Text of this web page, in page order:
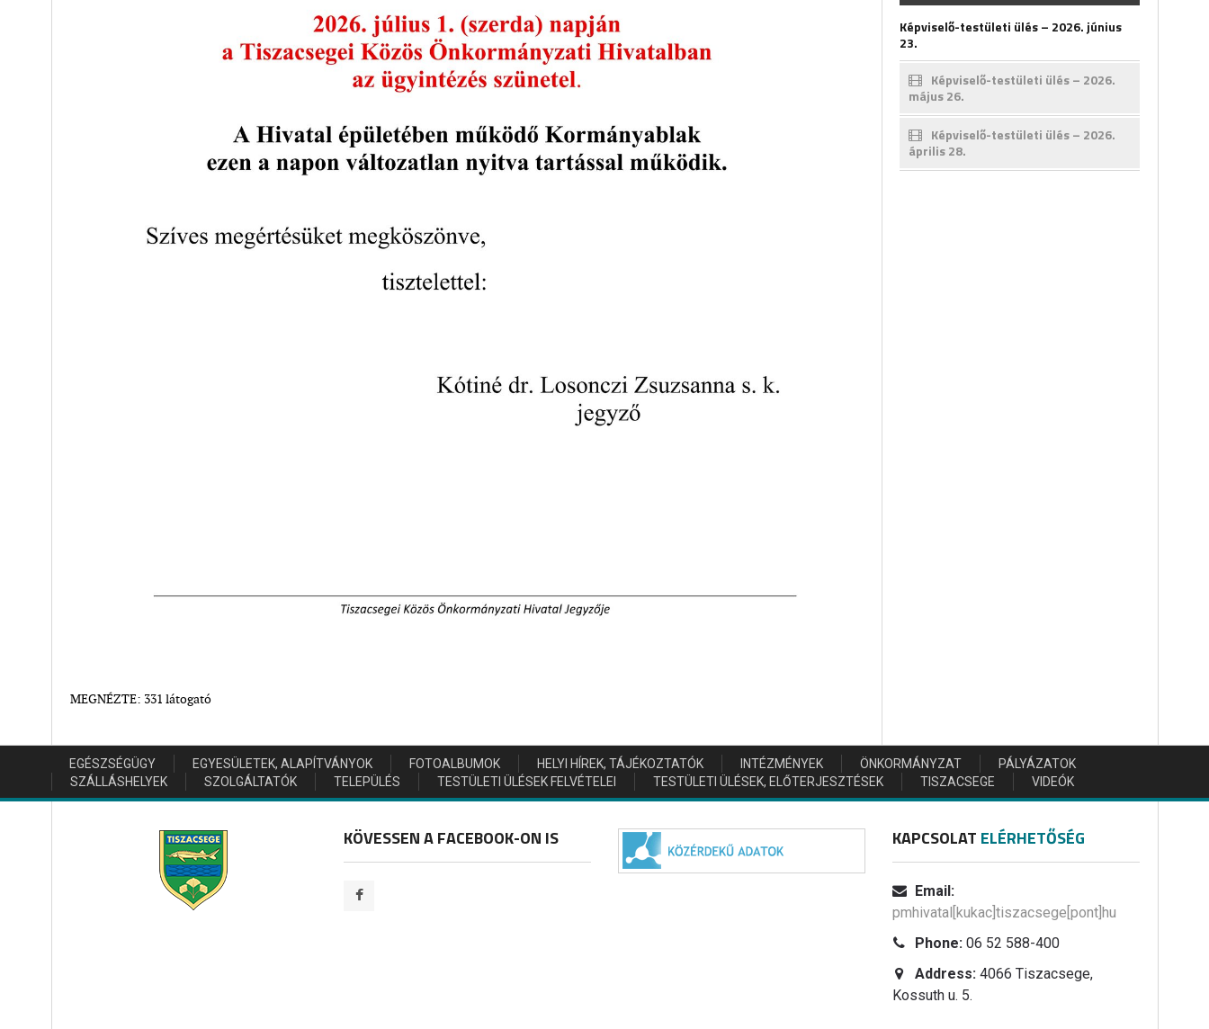
MEGNÉZTE: 331 látogató
Képviselő-testületi ülés – 2026. június
23.
Képviselő-testületi ülés – 2026.
május 26.
Képviselő-testületi ülés – 2026.
április 28.
EGÉSZSÉGÜGY EGYESÜLETEK, ALAPÍTVÁNYOK FOTOALBUMOK HELYI HÍREK, TÁJÉKOZTATÓK INTÉZMÉNYEK ÖNKORMÁNYZAT
PÁLYÁZATOK
SZÁLLÁSHELYEK
SZOLGÁLTATÓK TELEPÜLÉS TESTÜLETI ÜLÉSEK FELVÉTELEI TESTÜLETI ÜLÉSEK, ELŐTERJESZTÉSEK TISZACSEGE VIDEÓK
KÖVESSEN A FACEBOOK-ON IS KAPCSOLAT ELÉRHETŐSÉG
Email:
pmhivatal[kukac]tiszacsege[pont]hu
Phone: 06 52 588-400
Address: 4066 Tiszacsege,
Kossuth u. 5.